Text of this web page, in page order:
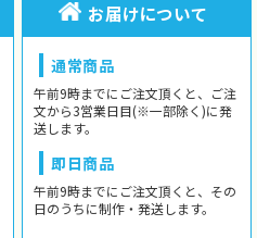
お届けについて
通常商品
午前9時までにご注文頂くと、ご注
文から3営業日目(※一部除く)に発
送します。
即日商品
午前9時までにご注文頂くと、その
日のうちに制作・発送します。